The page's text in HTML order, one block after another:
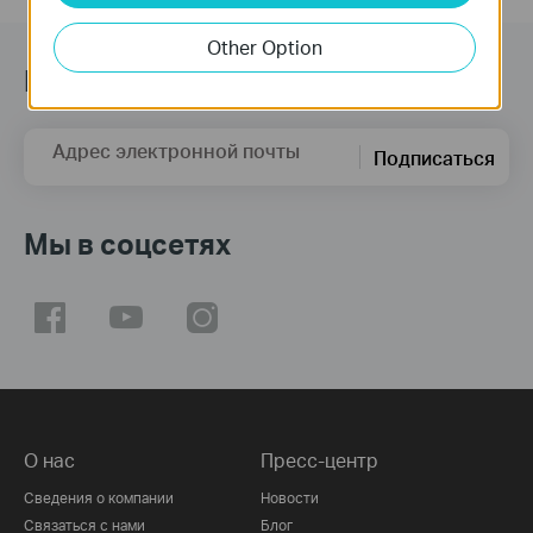
Подпишитесь на рассылку
Адрес электронной почты Подписаться
Мы в соцсетях
О нас
Сведения о компании
Связаться с нами
Пресс-центр
Новости
Блог
Other Option